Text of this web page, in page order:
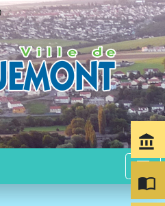
menu
account_balance
import_contacts